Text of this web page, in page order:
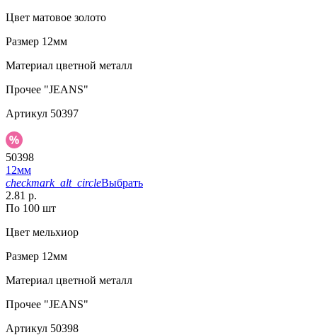
Цвет матовое золото
Размер 12мм
Материал цветной металл
Прочее "JEANS"
Артикул 50397
50398
12мм
checkmark_alt_circleВыбрать
2.81 р.
По 100 шт
Цвет мельхиор
Размер 12мм
Материал цветной металл
Прочее "JEANS"
Артикул 50398